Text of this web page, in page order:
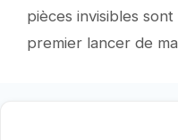
pièces invisibles
premier lancer de